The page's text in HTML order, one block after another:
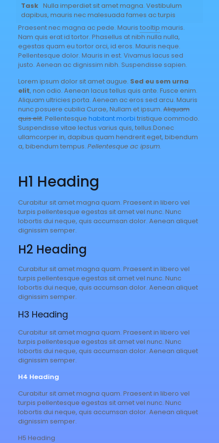
Task Nulla imperdiet sit amet magna. Vestibulum
dapibus, mauris nec malesuada fames ac turpis
Praesent nec magna ac pede. Mauris tooltip mauris.
Nam quis erat id tortor. Phasellus at nibh nulla nulla,
egestas quam eu tortor orci, id eros. Mauris neque.
Pellentesque dolor. Mauris in est. Vivamus lacus sed
justo. Aenean ac dignissim nibh. Suspendisse sapien.
Lorem ipsum dolor sit amet augue. Sed eu sem urna
elit, non odio. Aenean lacus tellus quis ante. Fusce enim.
Aliquam ultricies porta. Aenean ac eros sed arcu. Mauris
nunc posuere cubilia Curae, Nullam et ipsum.Aliquam
quis elit. Pellentesque habitant morbi tristique commodo.
Suspendisse vitae lectus varius quis, tellus.Donec
ullamcorper in, dapibus quam hendrerit eget, bibendum
a, bibendum tempus. Pellentesque ac ipsum.
H1 Heading
Curabitur sit amet magna quam. Praesent in libero vel
turpis pellentesque egestas sit amet vel nunc. Nunc
lobortis dui neque, quis accumsan dolor. Aenean aliquet
dignissim semper.
H2 Heading
Curabitur sit amet magna quam. Praesent in libero vel
turpis pellentesque egestas sit amet vel nunc. Nunc
lobortis dui neque, quis accumsan dolor. Aenean aliquet
dignissim semper.
H3 Heading
Curabitur sit amet magna quam. Praesent in libero vel
turpis pellentesque egestas sit amet vel nunc. Nunc
lobortis dui neque, quis accumsan dolor. Aenean aliquet
dignissim semper.
H4 Heading
Curabitur sit amet magna quam. Praesent in libero vel
turpis pellentesque egestas sit amet vel nunc. Nunc
lobortis dui neque, quis accumsan dolor. Aenean aliquet
dignissim semper.
H5 Heading